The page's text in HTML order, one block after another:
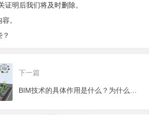
明后我们将及时删除。
。
下一篇